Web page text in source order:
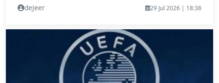
deJeer 29 Jul 2026 | 18:38